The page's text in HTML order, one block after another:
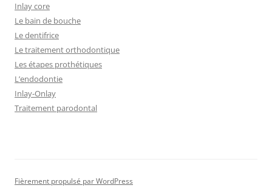
Inlay core
Le bain de bouche
Le dentifrice
Le traitement orthodontique
Les étapes prothétiques
L’endodontie
Inlay-Onlay
Traitement parodontal
Fièrement propulsé par WordPress